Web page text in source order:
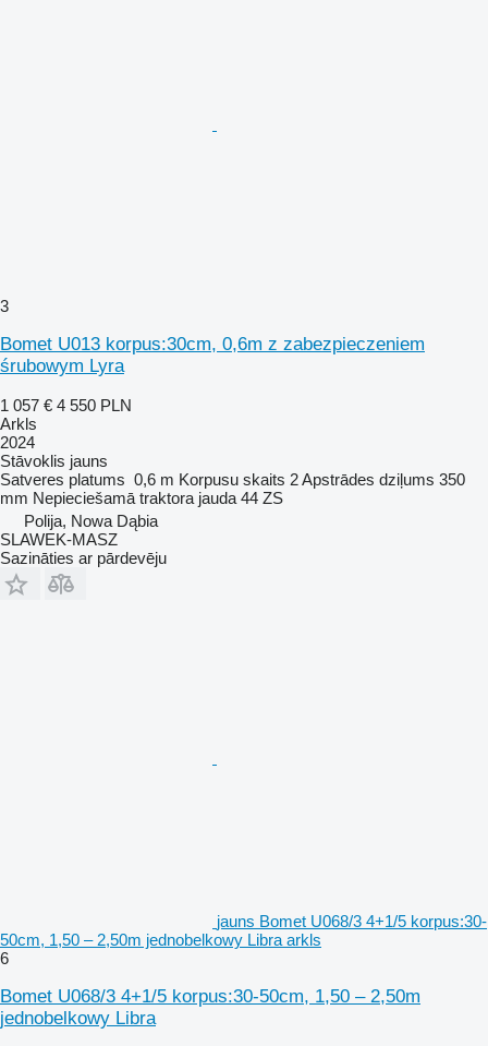
3
Bomet U013 korpus:30cm, 0,6m z zabezpieczeniem
śrubowym Lyra
1 057 € 4 550 PLN
Arkls
2024
Stāvoklis jauns
Satveres platums 0,6 m Korpusu skaits 2Apstrādes dziļums 350
mm Nepieciešamā traktora jauda 44 ZS
Polija, Nowa Dąbia
SLAWEK-MASZ
Sazināties ar pārdevēju
jauns Bomet U068/3 4+1/5 korpus:30-
50cm, 1,50 – 2,50m jednobelkowy Libra arkls
6
Bomet U068/3 4+1/5 korpus:30-50cm, 1,50 – 2,50m
jednobelkowy Libra